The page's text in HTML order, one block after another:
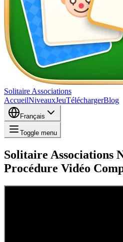
Solitaire Associations
AccueilNiveauxJeuTéléchargerBlog
Français
Toggle menu
Solitaire Associations
Procédure Vidéo